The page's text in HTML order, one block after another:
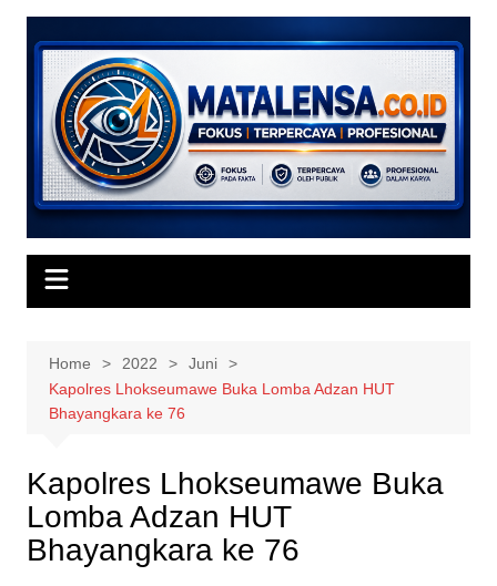
Skip
content
Home 2022
Juni
Kapolres Lhokseumawe Buka Lomba Adzan HUT
Bhayangkara ke 76
Kapolres Lhokseumawe Buka
Lomba Adzan HUT
Bhayangkara ke 76